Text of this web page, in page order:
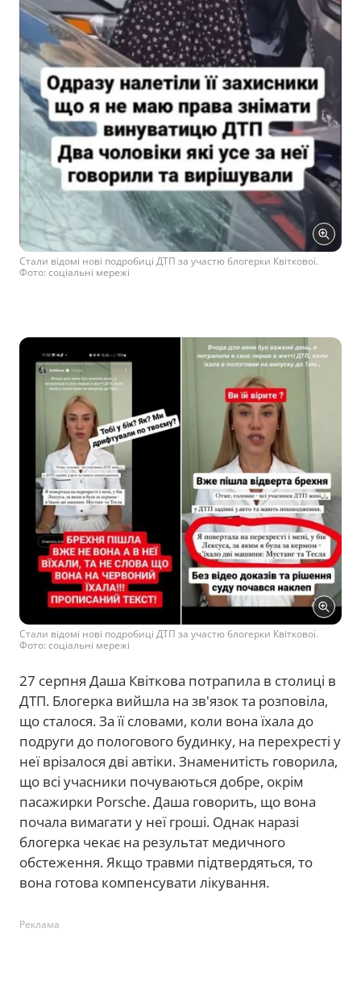
Стали відомі нові подробиці ДТП за участю блогерки Квіткової.
Фото: соціальні мережі
Стали відомі нові подробиці ДТП за участю блогерки Квіткової.
Фото: соціальні мережі
27 серпня Даша Квіткова потрапила в столиці в
ДТП. Блогерка вийшла на зв'язок та розповіла,
що сталося. За її словами, коли вона їхала до
подруги до пологового будинку, на перехресті у
неї врізалося дві автіки. Знаменитість говорила,
що всі учасники почуваються добре, окрім
пасажирки Porsche. Даша говорить, що вона
почала вимагати у неї гроші. Однак наразі
блогерка чекає на результат медичного
обстеження. Якщо травми підтвердяться, то
вона готова компенсувати лікування.
Реклама